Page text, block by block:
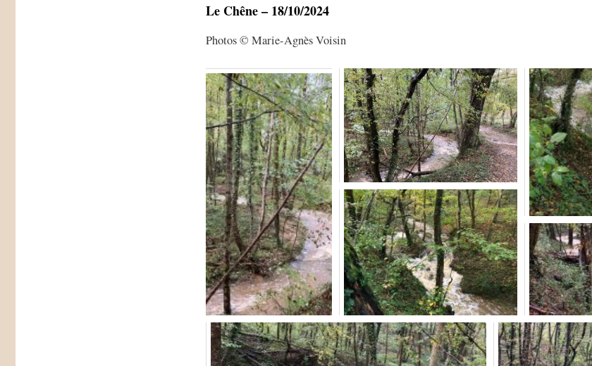
Le Chêne – 18/10/2024
Photos © Marie-Agnès Voisin